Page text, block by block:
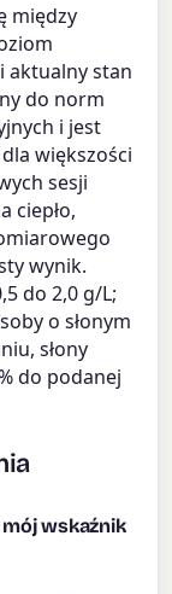
między
aktualny stan
do norm
i jest
większości
sesji
ciepło,
wynik.
do 2,0 g/L;
o słonym
słony
do podanej
wskaźnik